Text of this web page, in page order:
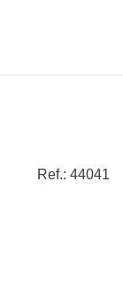
Ref.: 44041